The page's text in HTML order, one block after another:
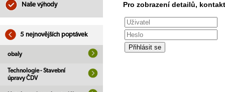
Naše výhody
5 nejnovějších poptávek
obaly
Technologie - Stavební
úpravy ČDV
Pro zobrazení detailů,